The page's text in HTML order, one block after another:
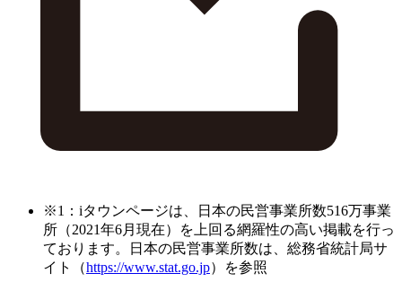
※1：iタウンページは、日本の民営事業所数516万事業
所（2021年6月現在）を上回る網羅性の高い掲載を行っ
ております。日本の民営事業所数は、総務省統計局サ
イト（https://www.stat.go.jp）を参照